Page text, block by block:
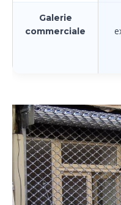
Galerie
commerciale